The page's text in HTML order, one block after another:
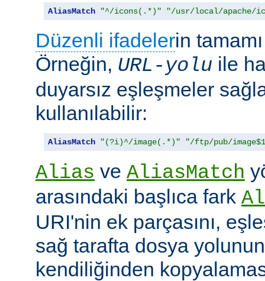
AliasMatch "^/icons(.*)" "/usr/local/apache/
Düzenli ifadelerin
Örneğin, URL-yolu ile
duyarsız eşleşmeler
kullanılabilir:
AliasMatch "(?i)^/image(.*)" "/ftp/pub/
Alias ve AliasMatch
arasındaki başlıca fark
URI'nin ek parçasını,
sağ tarafta dosya
kendiliğinden